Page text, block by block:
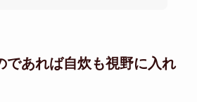
であれば自炊も視野に入れ